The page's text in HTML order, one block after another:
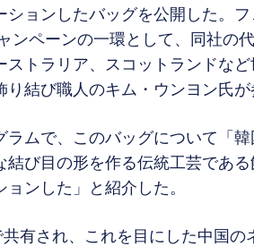
ションしたバッグを公開した。
ャンペーンの一環として、同社の
ストラリア、スコットランドな
結び職人のキム・ウンヨン氏が
ラムで、このバッグについて「
結び目の形を作る伝統工芸であ
ンした」と紹介した。
共有され、これを目にした中国